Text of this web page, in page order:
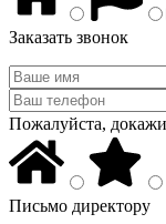
Заказать звонок
Пожалуйста,
Письмо директору